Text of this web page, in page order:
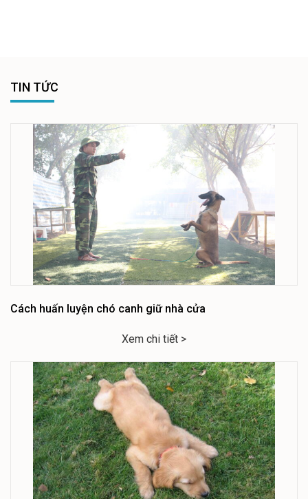
TIN TỨC
Cách huấn luyện chó canh giữ nhà cửa
Xem chi tiết >